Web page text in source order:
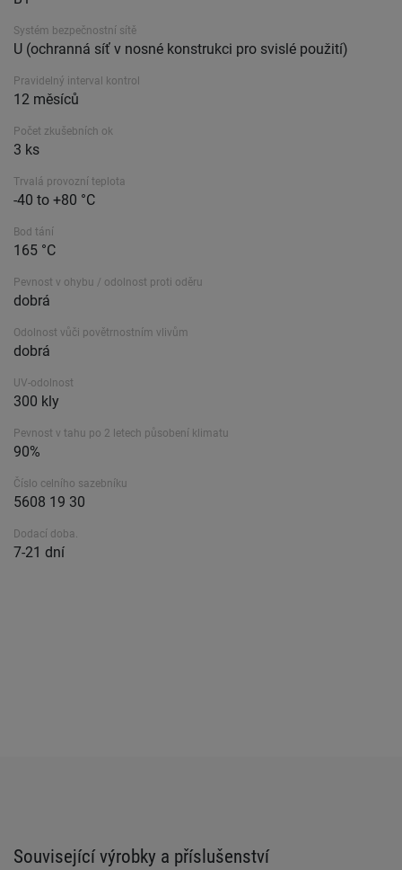
Systém bezpečnostní sítě
U (ochranná síť v nosné konstrukci pro svislé použití)
Pravidelný interval kontrol
12 měsíců
Počet zkušebních ok
3 ks
Trvalá provozní teplota
-40 to +80 °C
Bod tání
165 °C
Pevnost v ohybu / odolnost proti oděru
dobrá
Odolnost vůči povětrnostním vlivům
dobrá
UV-odolnost
300 kly
Pevnost v tahu po 2 letech působení klimatu
90%
Číslo celního sazebníku
5608 19 30
Dodací doba.
7-21 dní
Související výrobky a příslušenství